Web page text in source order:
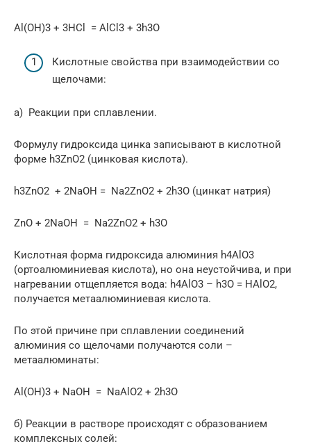
Al(OH)3 + 3HCl = AlCl3 + 3h3O
Кислотные свойства при взаимодействии со
щелочами:
а) Реакции при сплавлении.
Формулу гидроксида цинка записывают в кислотной
форме h3ZnO2 (цинковая кислота).
h3ZnO2 + 2NaOH = Na2ZnO2 + 2h3O (цинкат натрия)
ZnO + 2NaOH = Na2ZnO2 + h3O
Кислотная форма гидроксида алюминия h4AlO3
(ортоалюминиевая кислота), но она неустойчива, и при
нагревании отщепляется вода: h4AlO3 – h3O = HAlO2,
получается метаалюминиевая кислота.
По этой причине при сплавлении соединений
алюминия со щелочами получаются соли –
метаалюминаты:
Al(OH)3 + NaOH = NaAlO2 + 2h3O
б) Реакции в растворе происходят с образованием
комплексных солей: